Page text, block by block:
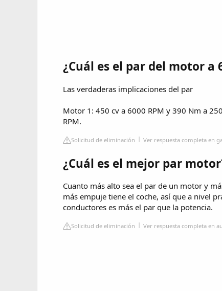
¿Cuál es el par del motor a
Las verdaderas implicaciones del par
Motor 1: 450 cv a 6000 RPM y 390 Nm a
RPM.
Solicitud de eliminación Ver respuesta completa en
¿Cuál es el mejor par
Cuanto más alto sea el par de un motor y
más empuje tiene el coche, así que a nivel
conductores es más el par que la potencia.
Solicitud de eliminación Ver respuesta completa en